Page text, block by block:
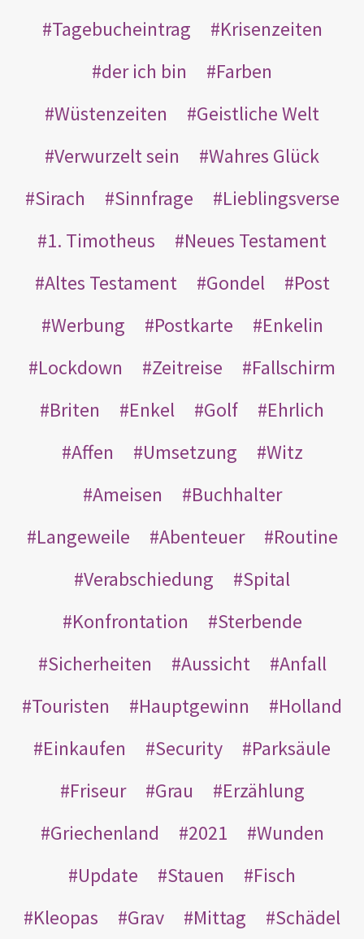
Tagebucheintrag
Krisenzeiten
der ich bin
Farben
Wüstenzeiten
Geistliche Welt
Verwurzelt sein
Wahres Glück
Sirach
Sinnfrage
Lieblingsverse
1. Timotheus
Neues Testament
Altes Testament
Gondel
Post
Werbung
Postkarte
Enkelin
Lockdown
Zeitreise
Fallschirm
Briten
Enkel Golf
Ehrlich
Affen
Umsetzung
Witz
Ameisen
Buchhalter
Langeweile
Abenteuer
Routine
Verabschiedung
Spital
Konfrontation
Sterbende
Sicherheiten
Aussicht
Anfall
Touristen
Hauptgewinn
Holland
Einkaufen
Security
Parksäule
Friseur
Grau
Erzählung
Griechenland
2021
Wunden
Update
Stauen
Fisch
Kleopas
Grav Mittag Schädel